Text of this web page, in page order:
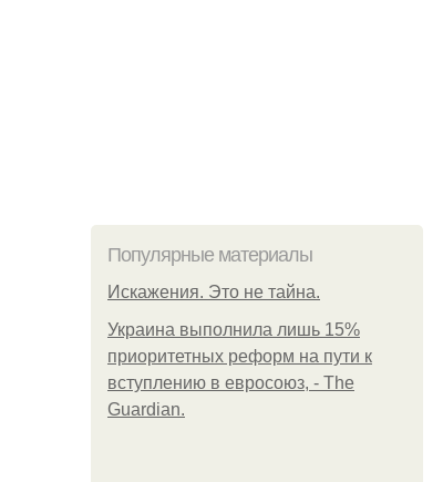
Популярные материалы
Искажения. Это не тайна.
Украина выполнила лишь 15%
приоритетных реформ на пути к
вступлению в евросоюз, - The
Guardian.